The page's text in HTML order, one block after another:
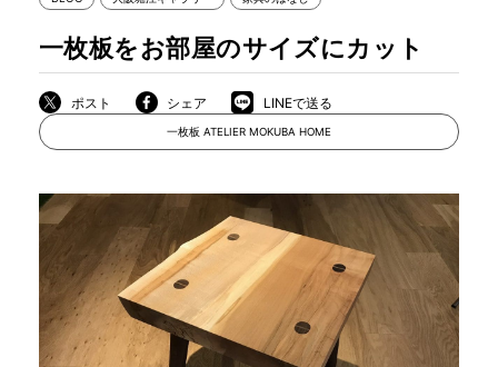
店舗から探す
MOKUBA について
商品情報
一枚板をお部屋のサイズにカット
ポスト シェア LINEで送る
一枚板 ATELIER MOKUBA HOME